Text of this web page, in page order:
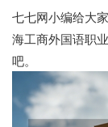
七七网小编给大
海工商外国语职
吧。